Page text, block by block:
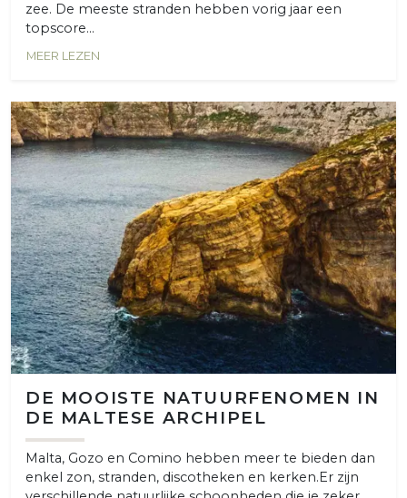
zee. De meeste stranden hebben vorig jaar een
topscore...
MEER LEZEN
DE MOOISTE NATUURFENOMEN IN
DE MALTESE ARCHIPEL
Malta, Gozo en Comino hebben meer te bieden dan
enkel zon, stranden, discotheken en kerken.Er zijn